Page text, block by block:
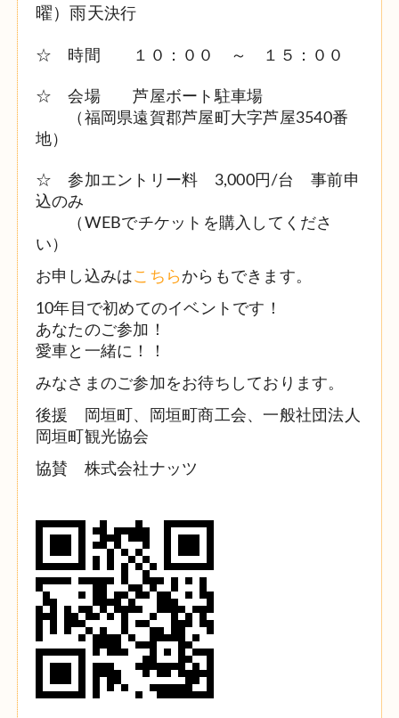
曜）雨天決行
☆ 時間 １０：００ ～ １５：００
☆ 会場 芦屋ボート駐車場
（福岡県遠賀郡芦屋町大字芦屋3540番
地）
☆ 参加エントリー料 3,000円/台 事前申
込のみ
（WEBでチケットを購入してくださ
い）
お申し込みはこちらからもできます。
10年目で初めてのイベントです！
あなたのご参加！
愛車と一緒に！！
みなさまのご参加をお待ちしております。
後援 岡垣町、岡垣町商工会、一般社団法人
岡垣町観光協会
協賛 株式会社ナッツ